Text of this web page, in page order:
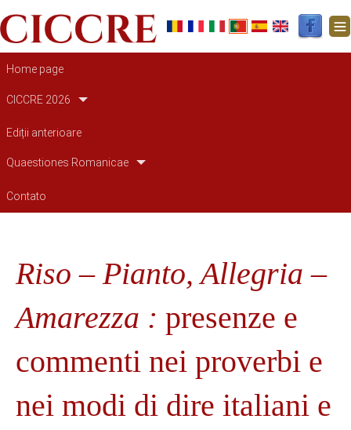
Navegação principal
Home page
CICCRE 2026
Ediții anterioare
Quaestiones Romanicae
Contato
Riso – Pianto, Allegria –
Amarezza : presenze e
commenti nei proverbi e
nei modi di dire italiani e